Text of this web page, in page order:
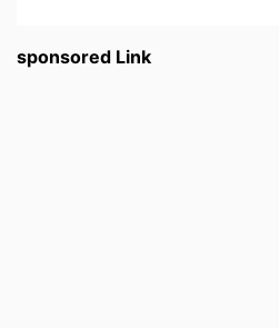
sponsored Link